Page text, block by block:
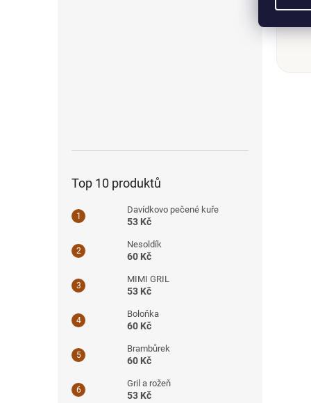
Top 10 produktů
Davídkovo pečené kuře
53 Kč
Nesoldík
60 Kč
MIMI GRIL
53 Kč
Boloňka
60 Kč
Brambůrek
60 Kč
Gril a rožeň
53 Kč